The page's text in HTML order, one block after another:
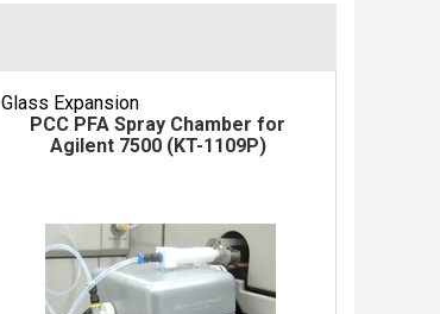
Glass Expansion
PCC PFA Spray Chamber for
Agilent 7500 (KT-1109P)